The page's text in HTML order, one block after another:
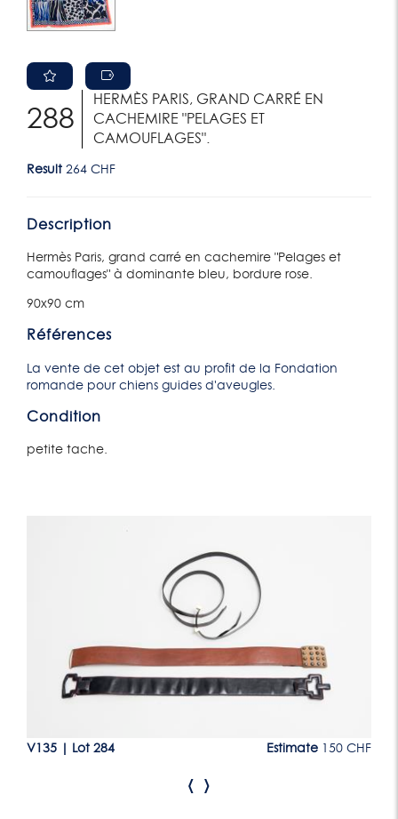
288
HERMÈS PARIS, GRAND CARRÉ EN
CACHEMIRE "PELAGES ET
CAMOUFLAGES".
Result 264 CHF
Description
Hermès Paris, grand carré en cachemire "Pelages et
camouflages" à dominante bleu, bordure rose.
90x90 cm
Références
La vente de cet objet est au profit de la Fondation
romande pour chiens guides d'aveugles.
Condition
petite tache.
V135 Lot 284 Estimate 150 CHF
‹ ›